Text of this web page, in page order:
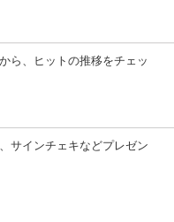
ら、ヒットの推移をチェッ
サインチェキなどプレゼン